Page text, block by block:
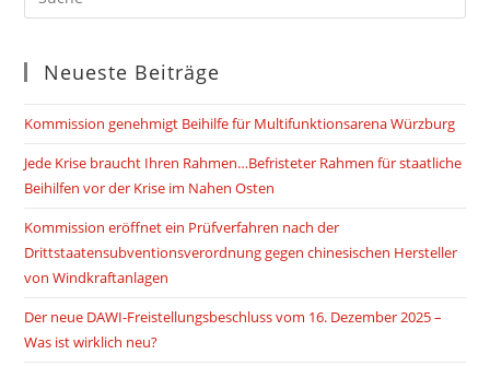
Neueste Beiträge
Kommission genehmigt Beihilfe für Multifunktionsarena Würzburg
Jede Krise braucht Ihren Rahmen…Befristeter Rahmen für staatliche
Beihilfen vor der Krise im Nahen Osten
Kommission eröffnet ein Prüfverfahren nach der
Drittstaatensubventionsverordnung gegen chinesischen Hersteller
von Windkraftanlagen
Der neue DAWI-Freistellungsbeschluss vom 16. Dezember 2025 –
Was ist wirklich neu?